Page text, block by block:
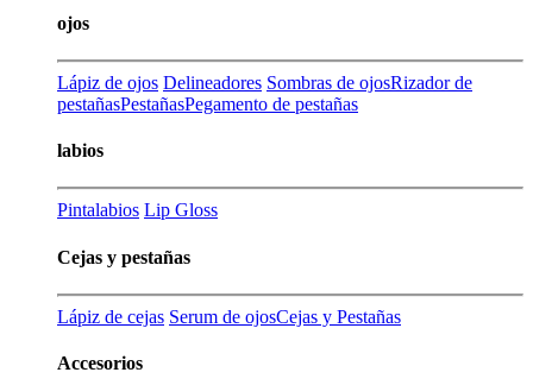
ojos
Lápiz de ojos Delineadores Sombras de ojosRizador de
pestañasPestañasPegamento de pestañas
labios
Pintalabios Lip Gloss
Cejas y pestañas
Lápiz de cejas Serum de ojosCejas y Pestañas
Accesorios